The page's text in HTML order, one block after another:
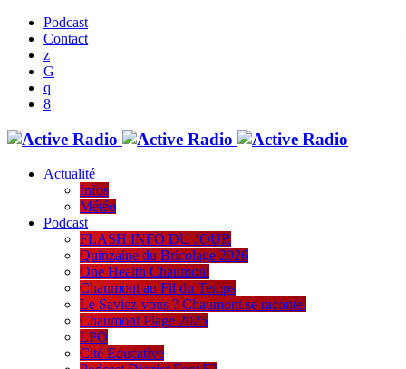
Podcast
Contact
Actualité
Infos
Météo
Podcast
FLASH INFO DU JOUR
Quinzaine du Bricolage 2026
One Health Chaumont
Chaumont au Fil du Temps
Le Saviez-vous ? Chaumont se raconte.
Chaumont Plage 2025
LPO
Cité Éducative